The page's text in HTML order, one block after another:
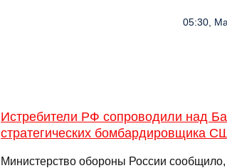
05:30,
Истребители РФ сопроводили над
стратегических бомбардировщика
Министерство обороны России сообщило,